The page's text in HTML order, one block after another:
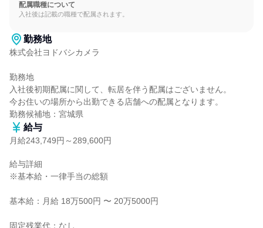
配属職種について
入社後は記載の職種で配属されます。
勤務地
株式会社ヨドバシカメラ
勤務地
入社後初期配属に関して、転居を伴う配属はございません。
今お住いの場所から出勤できる店舗への配属となります。
勤務候補地：宮城県
給与
月給243,749円～289,600円
給与詳細
※基本給・一律手当の総額
基本給：月給 18万500円 〜 20万5000円
固定残業代：なし